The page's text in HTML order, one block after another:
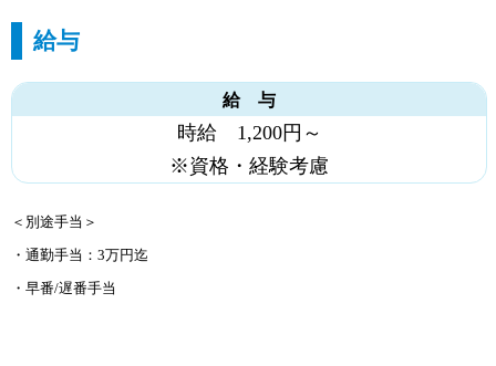
給与
給 与
時給 1,200円～
※資格・経験考慮
＜別途手当＞
・通勤手当：3万円迄
・早番/遅番手当